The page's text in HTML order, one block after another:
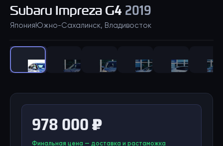
Subaru Impreza G4 2019
Япония Южно-Сахалинск, Владивосток
978 000 ₽
Финальная цена — доставка и растаможка